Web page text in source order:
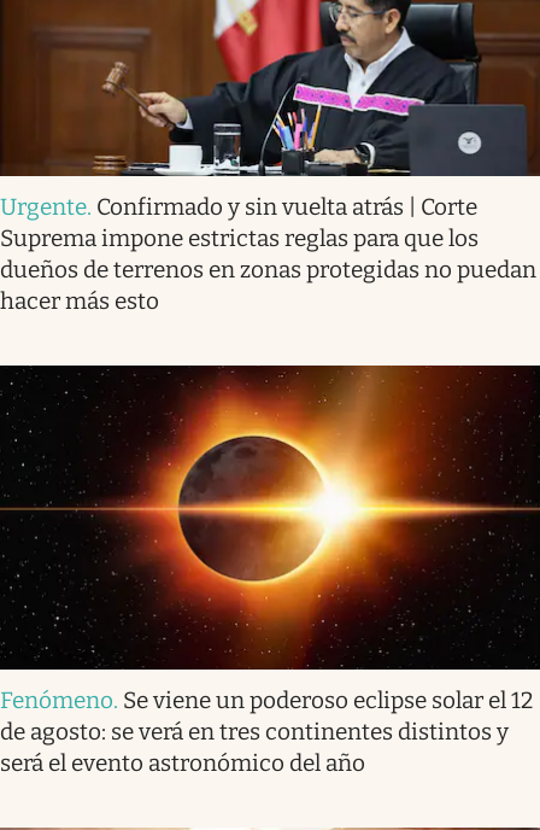
Urgente. Confirmado y sin vuelta atrás | Corte
Suprema impone estrictas reglas para que los
dueños de terrenos en zonas protegidas no puedan
hacer más esto
Fenómeno. Se viene un poderoso eclipse solar el 12
de agosto: se verá en tres continentes distintos y
será el evento astronómico del año